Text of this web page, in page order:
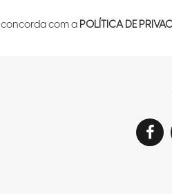
com aPOLÍTICA DE